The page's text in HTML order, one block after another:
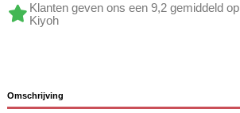
Klanten geven ons een 9,2 gemiddeld op
Kiyoh
Omschrijving